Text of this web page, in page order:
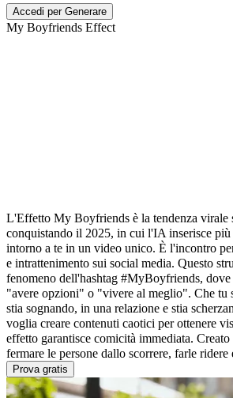
Accedi per Generare
My Boyfriends Effect
L'Effetto My Boyfriends è la tendenza virale
conquistando il 2025, in cui l'IA inserisce
intorno a te in un video unico. È l'incontro
e intrattenimento sui social media. Questo
fenomeno dell'hashtag #MyBoyfriends, dove
"avere opzioni" o "vivere al meglio". Che tu
stia sognando, in una relazione e stia
voglia creare contenuti caotici per ottenere
effetto garantisce comicità immediata.
fermare le persone dallo scorrere, farle ridere
Prova gratis